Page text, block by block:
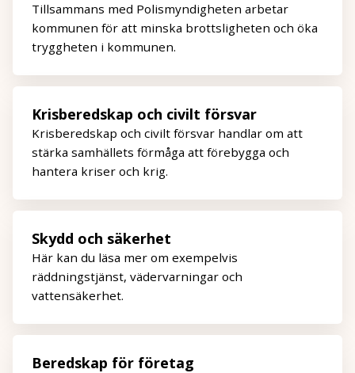
Tillsammans med Polismyndigheten arbetar
kommunen för att minska brottsligheten och öka
tryggheten i kommunen.
Krisberedskap och civilt försvar
Krisberedskap och civilt försvar handlar om att
stärka samhällets förmåga att förebygga och
hantera kriser och krig.
Skydd och säkerhet
Här kan du läsa mer om exempelvis
räddningstjänst, vädervarningar och
vattensäkerhet.
Beredskap för företag